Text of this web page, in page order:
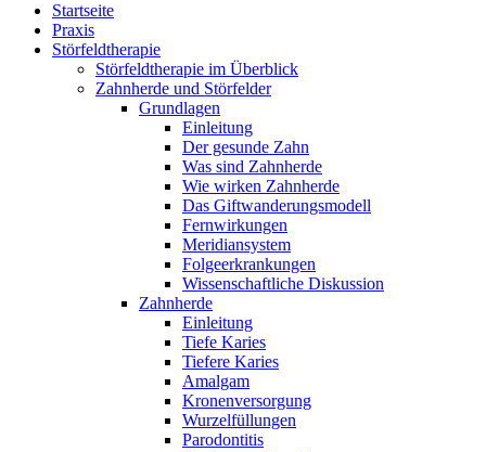
Startseite
Praxis
Störfeldtherapie
Störfeldtherapie im Überblick
Zahnherde und Störfelder
Grundlagen
Einleitung
Der gesunde Zahn
Was sind Zahnherde
Wie wirken Zahnherde
Das Gift­wanderungs­modell
Fernwirkungen
Meridian­system
Folge­erkrankungen
Wissen­schaftliche Diskussion
Zahnherde
Einleitung
Tiefe Karies
Tiefere Karies
Amalgam
Kronen­versorgung
Wurzel­füllungen
Paro­dontitis